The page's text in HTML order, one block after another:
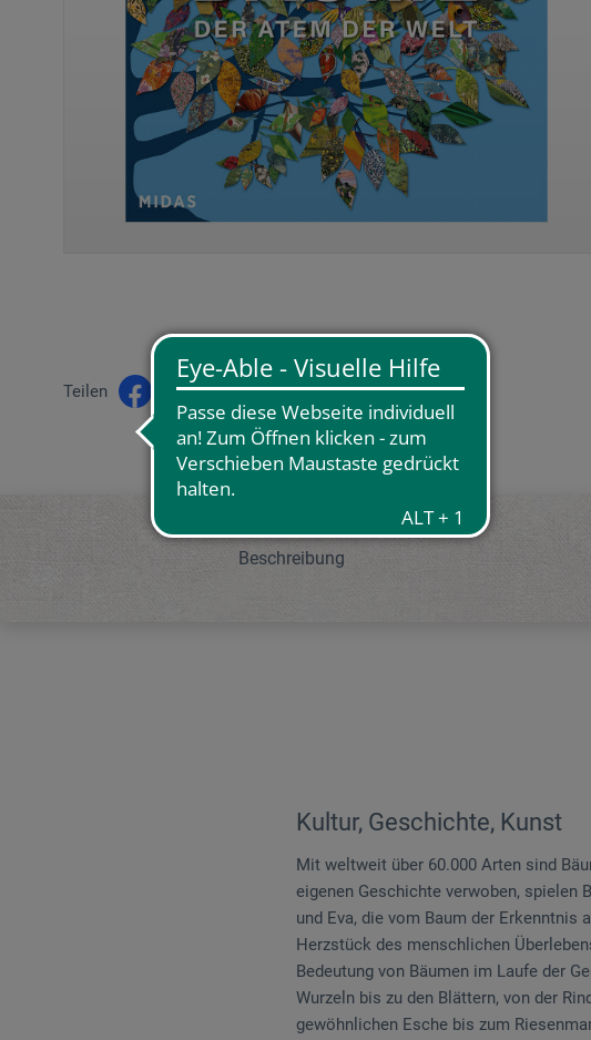
Teilen
Beschreibung
Kultur, Geschichte, Kunst
Mit weltweit über 60.000 Arten sind
eigenen Geschichte verwoben, spielen
und Eva, die vom Baum der Erkenntnis
Herzstück des menschlichen
Bedeutung von Bäumen im Laufe der
Wurzeln bis zu den Blättern, von der
gewöhnlichen Esche bis zum